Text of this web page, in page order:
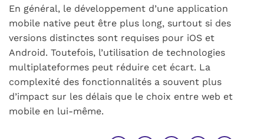
En général, le développement d’une application
mobile native peut être plus long, surtout si des
versions distinctes sont requises pour iOS et
Android. Toutefois, l’utilisation de technologies
multiplateformes peut réduire cet écart. La
complexité des fonctionnalités a souvent plus
d’impact sur les délais que le choix entre web et
mobile en lui-même.